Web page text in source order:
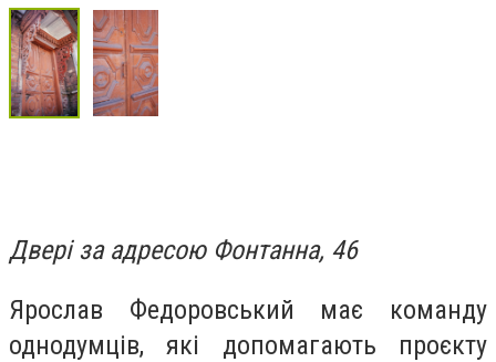
Двері за адресою Фонтанна, 46
Ярослав Федоровський має команду
однодумців, які допомагають проєкту